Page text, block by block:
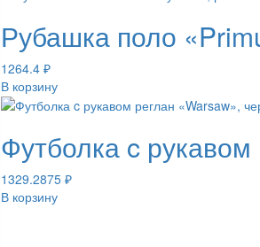
Рубашка поло
1264.4 ₽
В корзину
Футболка c
1329.2875 ₽
В корзину